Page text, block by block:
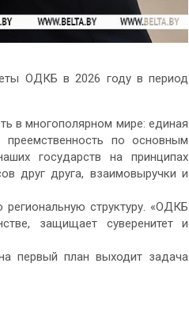
ОДКБ в 2026 году в период
в многополярном мире: единая
по основным
государств на принципах
друг друга, взаимовыручки и
структуру. «ОДКБ
защищает суверенитет и
первый план выходит задача